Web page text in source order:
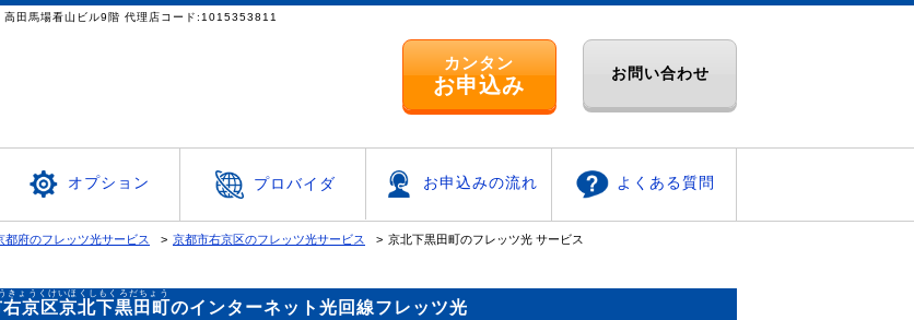
場4-40-11 高田馬場看山ビル9階 代理店コード:1015353811
カンタン
お申込み お問い合わせ
オプション プロバイダ お申込みの流れ よくある質問
都府のフレッツ光サービス 京都市右京区のフレッツ光サービス 京北下黒田町のフレッツ光 サービス
京区京北下黒田町
きょうくけいほくしもくろだちょう
のインターネット光回線フレッツ光